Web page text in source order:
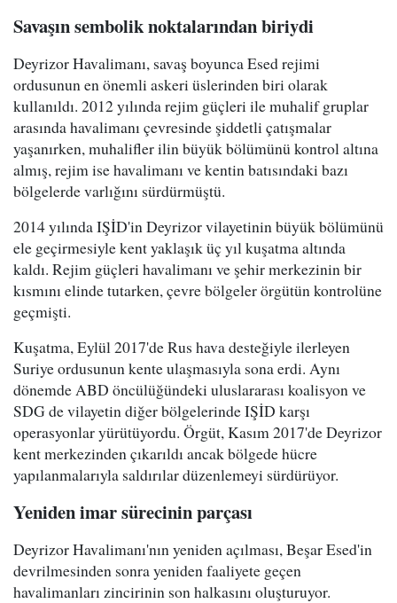
Savaşın sembolik noktalarından biriydi
Deyrizor Havalimanı, savaş boyunca Esed rejimi
ordusunun en önemli askeri üslerinden biri olarak
kullanıldı. 2012 yılında rejim güçleri ile muhalif gruplar
arasında havalimanı çevresinde şiddetli çatışmalar
yaşanırken, muhalifler ilin büyük bölümünü kontrol altına
almış, rejim ise havalimanı ve kentin batısındaki bazı
bölgelerde varlığını sürdürmüştü.
2014 yılında IŞİD'in Deyrizor vilayetinin büyük bölümünü
ele geçirmesiyle kent yaklaşık üç yıl kuşatma altında
kaldı. Rejim güçleri havalimanı ve şehir merkezinin bir
kısmını elinde tutarken, çevre bölgeler örgütün kontrolüne
geçmişti.
Kuşatma, Eylül 2017'de Rus hava desteğiyle ilerleyen
Suriye ordusunun kente ulaşmasıyla sona erdi. Aynı
dönemde ABD öncülüğündeki uluslararası koalisyon ve
SDG de vilayetin diğer bölgelerinde IŞİD karşı
operasyonlar yürütüyordu. Örgüt, Kasım 2017'de Deyrizor
kent merkezinden çıkarıldı ancak bölgede hücre
yapılanmalarıyla saldırılar düzenlemeyi sürdürüyor.
Yeniden imar sürecinin parçası
Deyrizor Havalimanı'nın yeniden açılması, Beşar Esed'in
devrilmesinden sonra yeniden faaliyete geçen
havalimanları zincirinin son halkasını oluşturuyor.